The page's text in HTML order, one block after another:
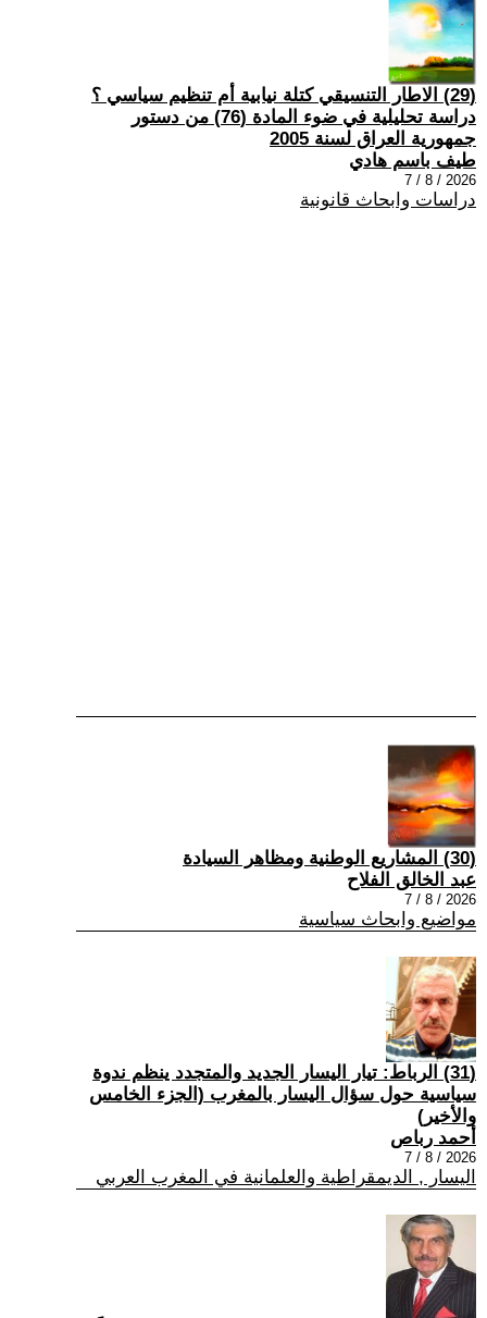
(29) الاطار التنسيقي كتلة نيابية أم تنظيم سياسي ؟
دراسة تحليلية في ضوء المادة (76) من دستور
جمهورية العراق لسنة 2005
طيف باسم هادي
2026 / 8 / 7
دراسات وابحاث قانونية
(30) المشاريع الوطنية ومظاهر السيادة
عبد الخالق الفلاح
2026 / 8 / 7
مواضيع وابحاث سياسية
(31) الرباط: تيار اليسار الجديد والمتجدد ينظم ندوة
سياسية حول سؤال اليسار بالمغرب (الجزء الخامس
والأخير)
أحمد رباص
2026 / 8 / 7
اليسار , الديمقراطية والعلمانية في المغرب العربي